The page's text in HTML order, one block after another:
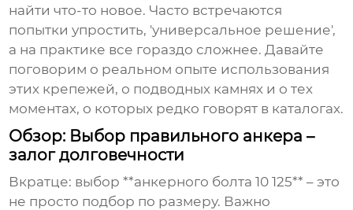
найти что-то новое. Часто встречаются
попытки упростить, 'универсальное решение',
а на практике все гораздо сложнее. Давайте
поговорим о реальном опыте использования
этих крепежей, о подводных камнях и о тех
моментах, о которых редко говорят в каталогах.
Обзор: Выбор правильного анкера –
залог долговечности
Вкратце: выбор **анкерного болта 10 125** – это
не просто подбор по размеру. Важно